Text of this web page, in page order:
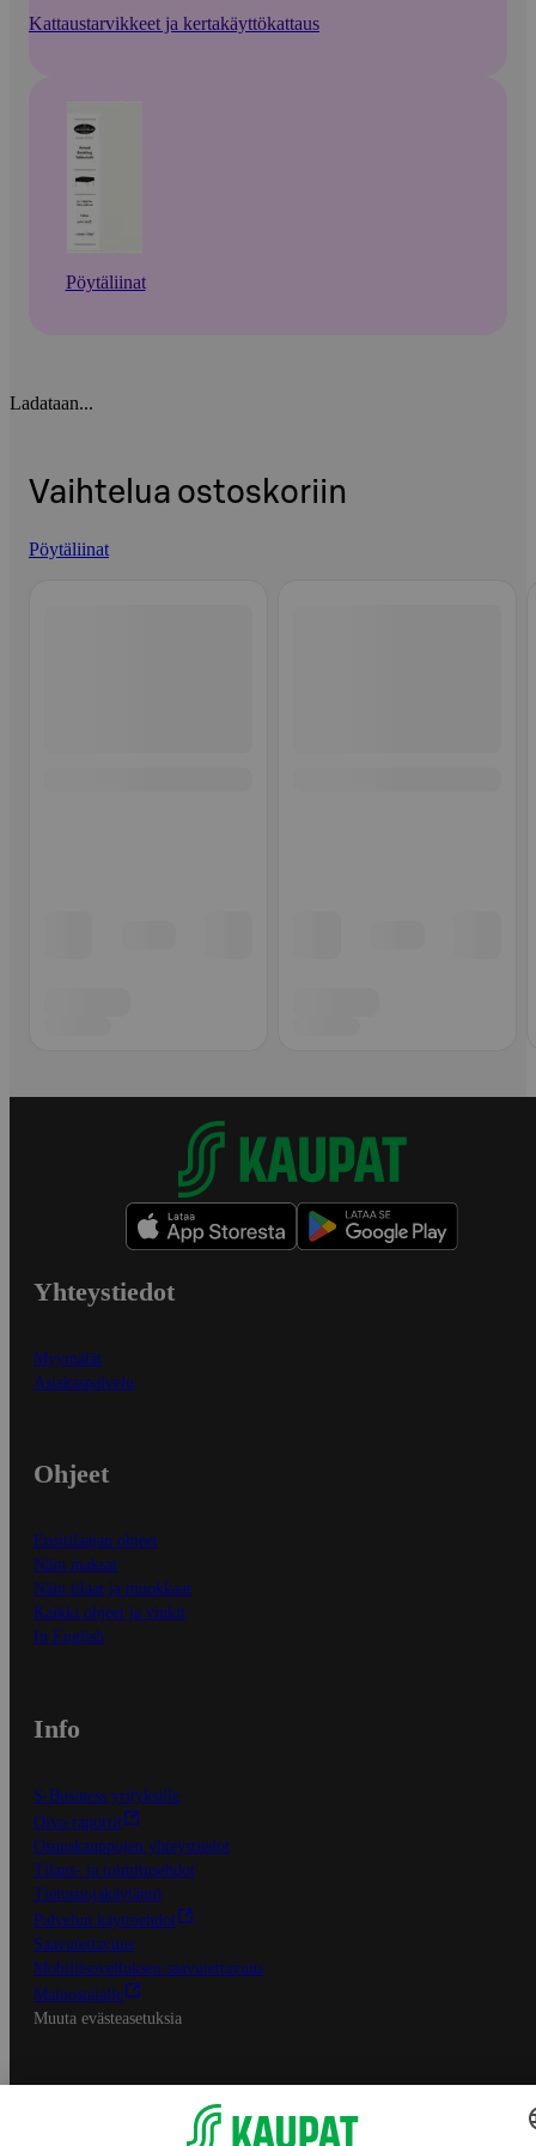
Kattaustarvikkeet ja kertakäyttökattaus
Pöytäliinat
Ladataan...
Vaihtelua ostoskoriin
Pöytäliinat
Yhteystiedot
Myymälät
Asiakaspalvelu
Ohjeet
Ensitilaajan ohjeet
Näin maksat
Näin tilaat ja muokkaat
Kaikki ohjeet ja vinkit
In English
Info
S-Business yrityksille
Oiva-raportit
Osuuskauppojen yhteystiedot
Tilaus- ja toimitusehdot
Tietosuojakäytäntö
Palvelun käyttöehdot
Saavutettavuus
Mobiilisovelluksen saavutettavuus
Mainostajalle
Muuta evästeasetuksia
S-ryhmän palvelut